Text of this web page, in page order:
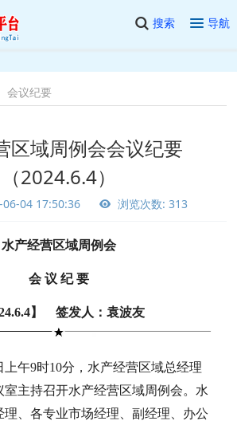
搜索 导航
会议纪要
区域周例会会议纪要
（2024.6.4）
04 17:50:36 浏览次数: 313
水产经营区域周例会
会 议 纪 要
】 签发人：袁波友
上午9时10分，水产经营区域总经理
室主持召开水产经营区域周例会。水
理、各专业市场经理、副经理、办公